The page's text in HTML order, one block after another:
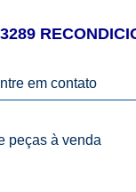
em contato
peças à venda